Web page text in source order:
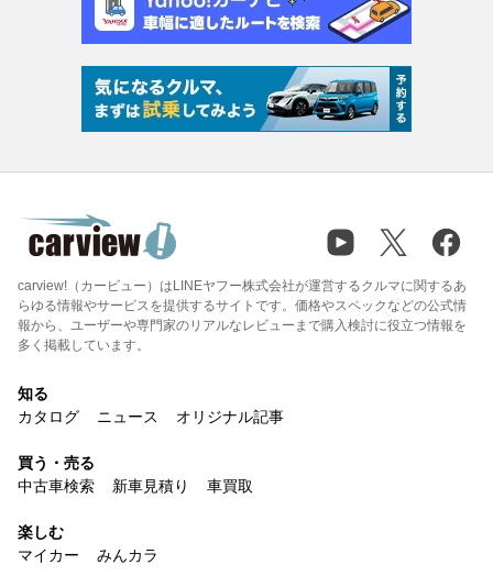
carview!（カービュー）はLINEヤフー株式会社が運営するクルマに関するあ
らゆる情報やサービスを提供するサイトです。価格やスペックなどの公式情
報から、ユーザーや専門家のリアルなレビューまで購入検討に役立つ情報を
多く掲載しています。
知る
カタログ
ニュース オリジナル記事
買う・売る
中古車検索
新車見積り 車買取
楽しむ
マイカー
みんカラ